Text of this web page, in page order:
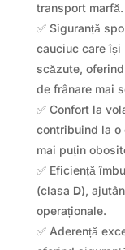
transport marfă.
✅ Siguranță
cauciuc care
scăzute,
de frânare mai
✅ Confort la
contribuind la o
mai puțin
✅ Eficiență
(clasa D),
operaționale.
✅ Aderență